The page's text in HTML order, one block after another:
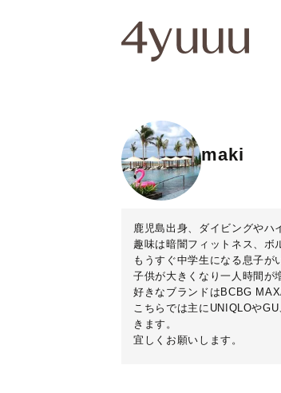
maki
鹿児島出身、ダイビングやハ
趣味は暗闇フィットネス、ボ
もうすぐ中学生になる息子が
子供が大きくなり一人時間が
好きなブランドはBCBG
こちらでは主にUNIQLOや
きます。
宜しくお願いします。